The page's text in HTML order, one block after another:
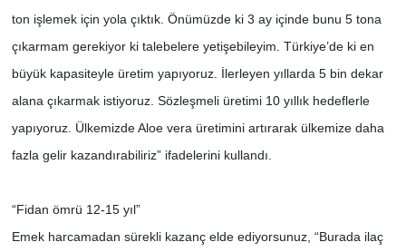
ton işlemek için yola çıktık. Önümüzde ki 3 ay içinde bunu 5 tona
çıkarmam gerekiyor ki talebelere yetişebileyim. Türkiye’de ki en
büyük kapasiteyle üretim yapıyoruz. İlerleyen yıllarda 5 bin dekar
alana çıkarmak istiyoruz. Sözleşmeli üretimi 10 yıllık hedeflerle
yapıyoruz. Ülkemizde Aloe vera üretimini artırarak ülkemize daha
fazla gelir kazandırabiliriz” ifadelerini kullandı.
“Fidan ömrü 12-15 yıl”
Emek harcamadan sürekli kazanç elde ediyorsunuz, “Burada ilaç